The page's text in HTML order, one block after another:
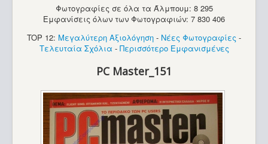
Φωτογραφίες σε όλα τα Άλμπουμ: 8 295
Εμφανίσεις όλων των Φωτογραφιών: 7 830 406
TOP 12: Μεγαλύτερη Αξιολόγηση - Νέες Φωτογραφίες -
Τελευταία Σχόλια - Περισσότερο Εμφανισμένες
PC Master_151